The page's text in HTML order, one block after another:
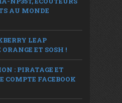
AU MONDE
LEAP
ET SOSH !
: PIRATAGE ET
COMPTE FACEBOOK